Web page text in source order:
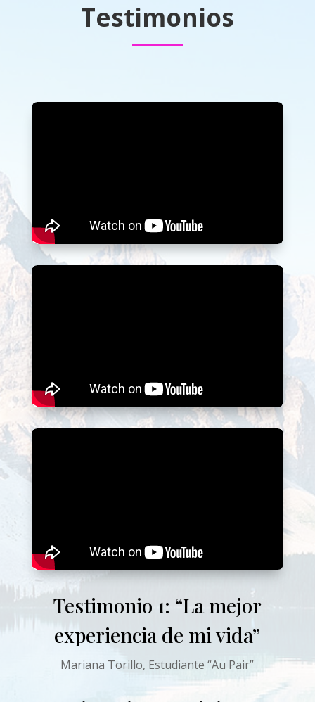
Testimonios
Testimonio 1: “La mejor
experiencia de mi vida”
Mariana Torillo, Estudiante “Au Pair”